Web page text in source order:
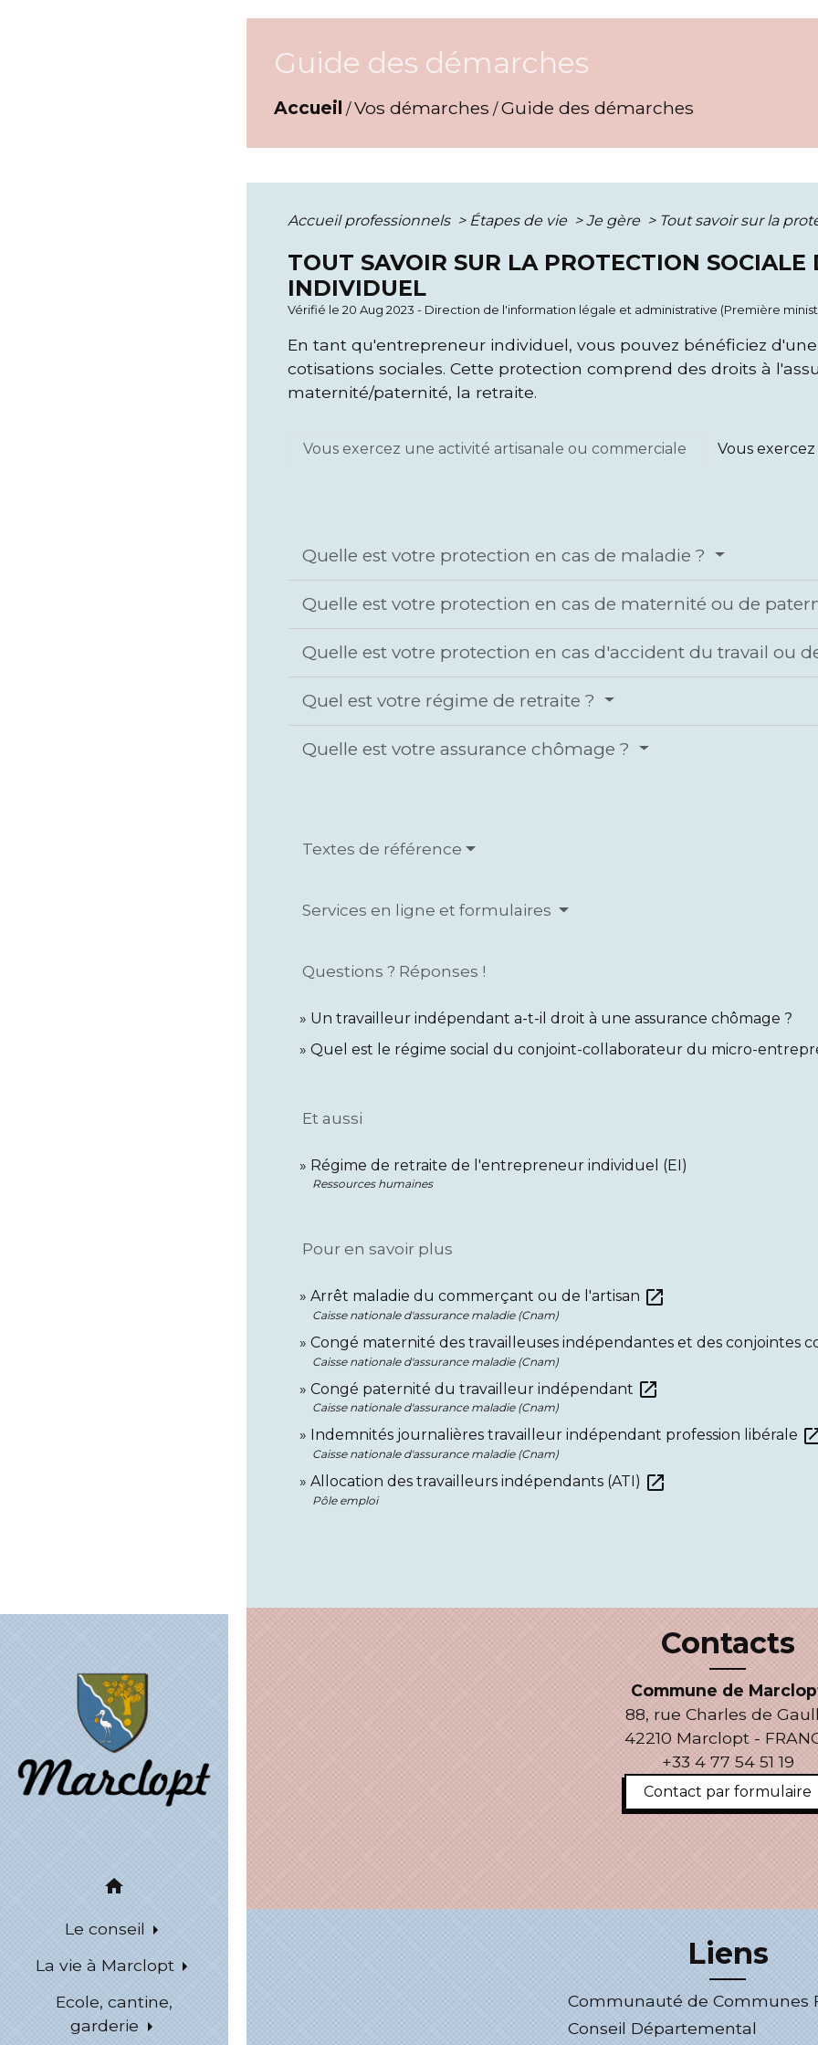
home
Le conseil
La vie à Marclopt
Ecole, cantine,
garderie
Guide des démarches
Accueil /Vos démarches /Guide des démarches
Accueil professionnels > Étapes de vie > Je gère > Tout savoir sur la
TOUT SAVOIR SUR LA PROTECTION SOCIALE
INDIVIDUEL
Vérifié le 20 Aug 2023 - Direction de l'information légale et administrative (Première
En tant qu'entrepreneur individuel, vous pouvez bénéficiez
cotisations sociales. Cette protection comprend des droits à
maternité/paternité, la retraite.
Vous exercez une activité artisanale ou commerciale Vous
Quelle est votre protection en cas de maladie ?
Quelle est votre protection en cas de maternité ou de
Quelle est votre protection en cas d'accident du travail ou
Quel est votre régime de retraite ?
Quelle est votre assurance chômage ?
Textes de référence
Services en ligne et formulaires
Questions ? Réponses !
Un travailleur indépendant a-t-il droit à une assurance chômage ?
Quel est le régime social du conjoint-collaborateur du micro-
Et aussi
Régime de retraite de l'entrepreneur individuel (EI)
Ressources humaines
Pour en savoir plus
Arrêt maladie du commerçant ou de l'artisan open_in_new
Caisse nationale d'assurance maladie (Cnam)
Congé maternité des travailleuses indépendantes et des conjointes
Caisse nationale d'assurance maladie (Cnam)
Congé paternité du travailleur indépendant open_in_new
Caisse nationale d'assurance maladie (Cnam)
Indemnités journalières travailleur indépendant profession libérale
Caisse nationale d'assurance maladie (Cnam)
Allocation des travailleurs indépendants (ATI) open_in_new
Pôle emploi
Contacts
Commune de
88, rue Charles de
42210 Marclopt -
+33 4 77 54 51 19
Contact par formulaire
Liens
Communauté de Communes
Conseil Départemental